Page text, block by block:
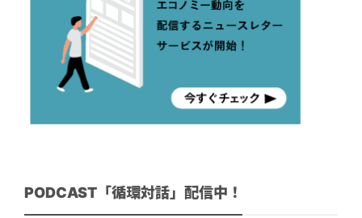
PODCAST「循環対話」配信中！